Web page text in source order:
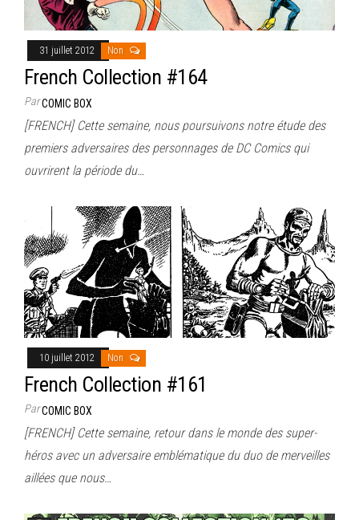
31 juillet 2012 Non
French Collection #164
ParCOMIC BOX
[FRENCH] Cette semaine, nous poursuivons notre étude des
premiers adversaires des personnages de DC Comics qui
ouvrirent la période du…
10 juillet 2012 Non
French Collection #161
ParCOMIC BOX
[FRENCH] Cette semaine, retour dans le monde des super-
héros avec un adversaire emblématique du duo de merveilles
aillées que nous…